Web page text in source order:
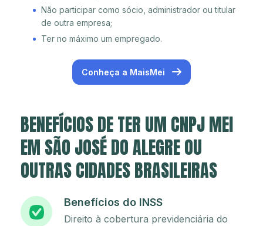
Não participar como sócio, administrador ou titular
de outra empresa;
Ter no máximo um empregado.
Conheça a MaisMei
BENEFÍCIOS DE TER UM CNPJ MEI
EM SÃO JOSÉ DO ALEGRE OU
OUTRAS CIDADES BRASILEIRAS
Benefícios do INSS
Direito à cobertura previdenciária do